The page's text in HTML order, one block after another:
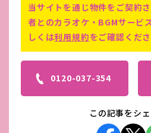
備考
ございま
楽器相談
当サイトを通じ物件をご契約
者とのカラオケ・BGMサービ
しくは利用規約をご確認くださ
0120-037-354
この記事をシ